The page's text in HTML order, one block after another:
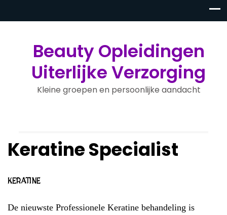
Beauty Opleidingen
Uiterlijke Verzorging
Kleine groepen en persoonlijke aandacht
Keratine Specialist
KERATINE
De nieuwste Professionele Keratine behandeling is